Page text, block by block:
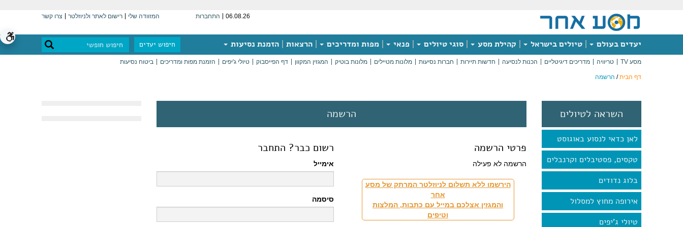
06.08.26 התחברות המזוודה שלי רישום לאתר ולניוזלטר צרו קשר
יעדים בעולם טיולים בישראל קהילת מסע סוגי טיולים פנאי מפות ומדריכים הרצאות הזמנת נסיעות חיפוש יעדים
מסע TV טריוויה מדריכים דיגיטליים הכנות לנסיעה חדשות תיירות חברות נסיעות מלונות מטיילים מלונות בוטיק המגזין המקוון דף הפייסבוק טיולי ג'יפים הזמנת מפות ומדריכים ביטוח נסיעות
דף הבית/ הרשמה
השראה לטיולים
לאן כדאי לנסוע באוגוסט
טקסים, פסטיבלים וקרנבלים
בלוג נדודים
אירופה מחוץ למסלול
טיולי ג'יפים
הרשמה
פרטי הרשמה
הרשמה לא פעילה
הירשמו ללא תשלום לניוזלטר המרתק של מסע
אחר
והמגזין אצלכם במייל עם כתבות, המלצות
וטיפים
רשום כבר? התחבר
אימייל
סיסמה